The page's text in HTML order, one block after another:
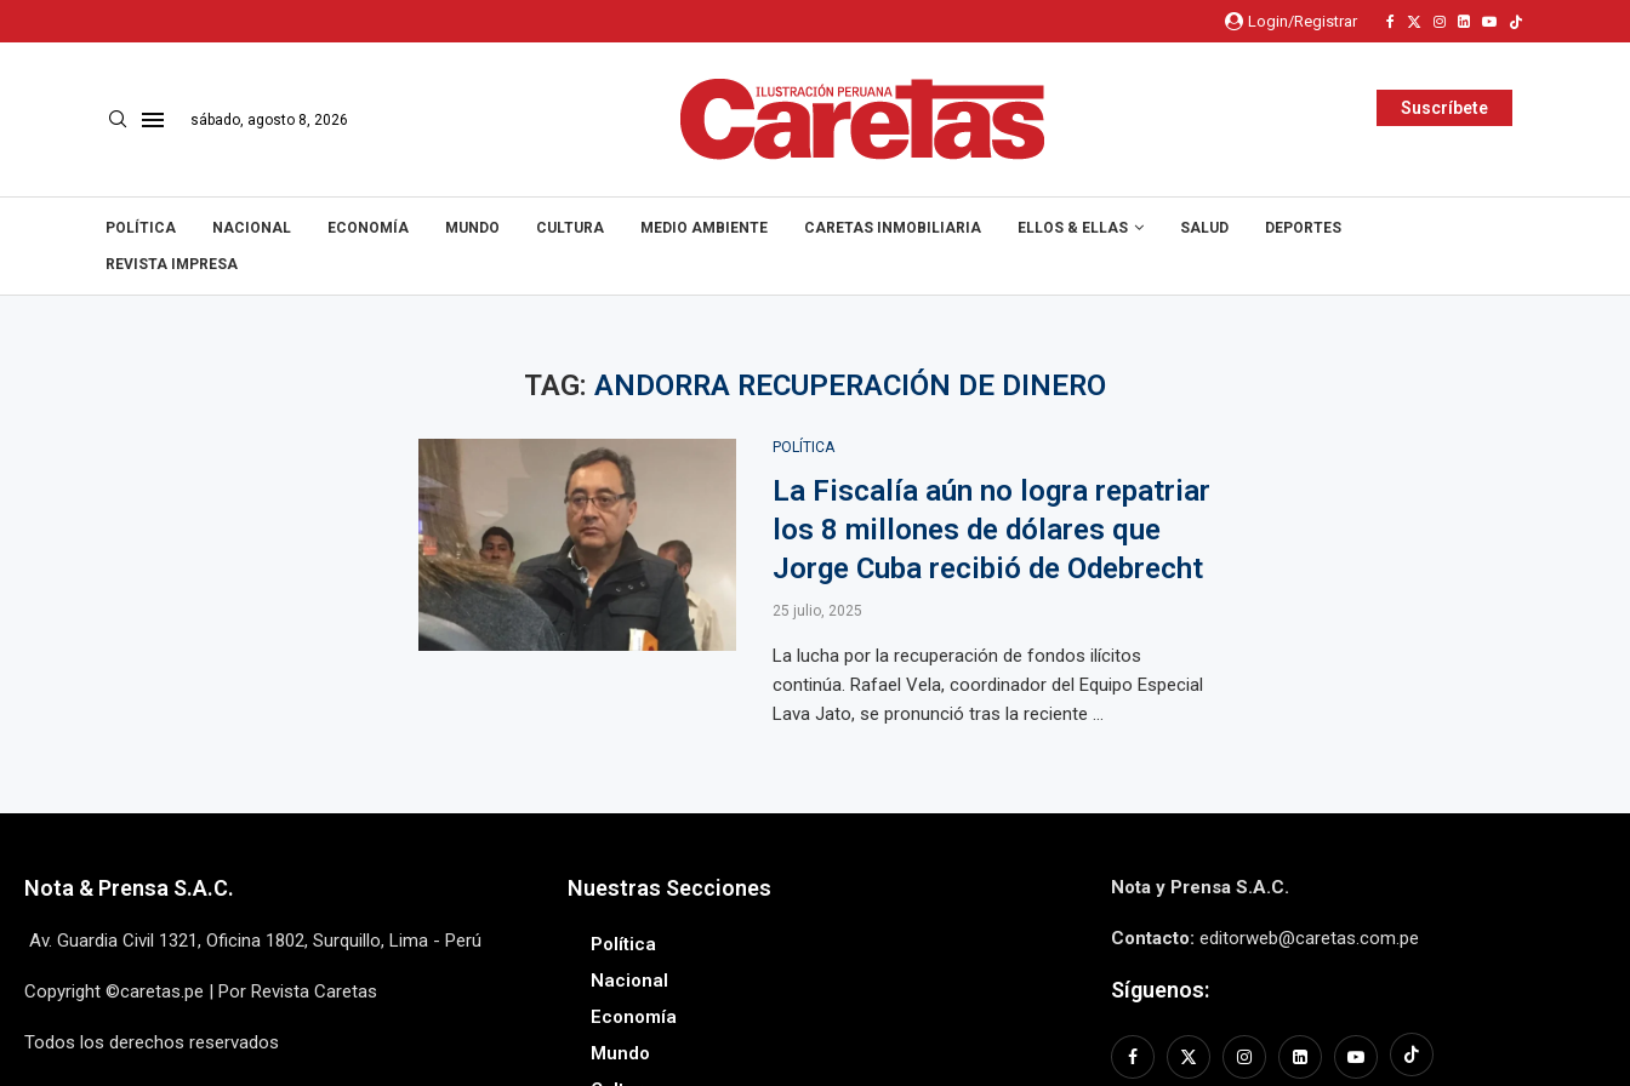
Login/Registrar
sábado, agosto 8, 2026
Suscríbete
POLÍTICA NACIONAL ECONOMÍA MUNDO CULTURA MEDIO AMBIENTE CARETAS INMOBILIARIA ELLOS & ELLAS SALUD DEPORTES
REVISTA IMPRESA
TAG: ANDORRA RECUPERACIÓN DE DINERO
POLÍTICA
La Fiscalía aún no logra repatriar
los 8 millones de dólares que
Jorge Cuba recibió de Odebrecht
25 julio, 2025
La lucha por la recuperación de fondos ilícitos
continúa. Rafael Vela, coordinador del Equipo Especial
Lava Jato, se pronunció tras la reciente ...
Nota & Prensa S.A.C.
Av. Guardia Civil 1321, Oficina 1802, Surquillo, Lima - Perú
Copyright ©caretas.pe | Por Revista Caretas
Todos los derechos reservados
Nuestras Secciones
Política
Nacional
Economía
Mundo
Nota y Prensa S.A.C.
Contacto: editorweb@caretas.com.pe
Síguenos: